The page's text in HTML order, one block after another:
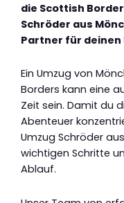
die Scottish
Schröder aus
Partner für deinen
Ein Umzug von
Borders kann eine
Zeit sein. Damit du
Abenteuer
Umzug Schröder
wichtigen Schritte
Ablauf.